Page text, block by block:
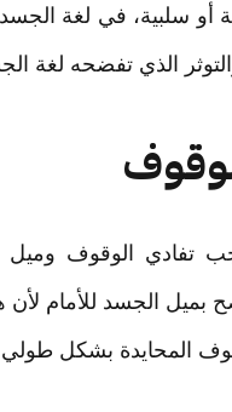
أو سلبية، في لغة
الذي تفضحه لغة
تفادي الوقوف وميل
بميل الجسد للأمام
المحايدة بشكل